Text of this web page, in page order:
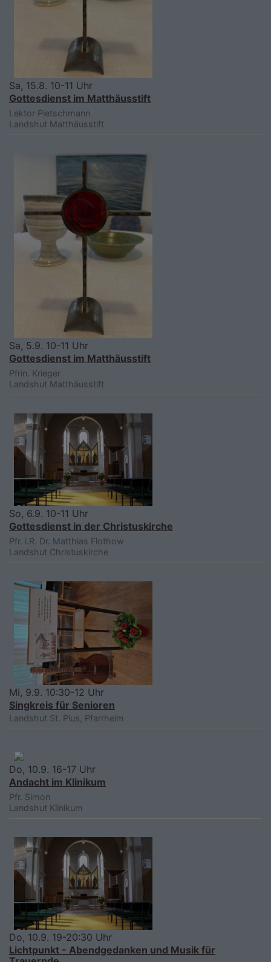
Sa, 15.8. 10-11 Uhr
Gottesdienst im Matthäusstift
Lektor Pietschmann
Landshut Matthäusstift
Sa, 5.9. 10-11 Uhr
Gottesdienst im Matthäusstift
Pfrin. Krieger
Landshut Matthäusstift
So, 6.9. 10-11 Uhr
Gottesdienst in der Christuskirche
Pfr. i.R. Dr. Matthias Flothow
Landshut Christuskirche
Mi, 9.9. 10:30-12 Uhr
Singkreis für Senioren
Landshut St. Pius, Pfarrheim
Do, 10.9. 16-17 Uhr
Andacht im Klinikum
Pfr. Simon
Landshut Klinikum
Do, 10.9. 19-20:30 Uhr
Lichtpunkt - Abendgedanken und Musik für